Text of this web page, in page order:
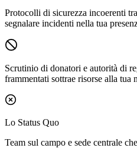
Protocolli di sicurezza incoerenti
segnalare incidenti nella tua
Scrutinio di donatori e autorità di
frammentati sottrae risorse alla tua
Lo Status Quo
Team sul campo e sede centrale